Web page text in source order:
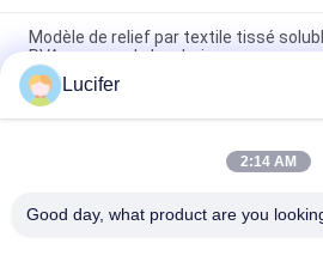
Modèle de relief par textile tissé
PVA non pour la broderie
Tissu soluble dans l'eau froid de relief,
100% PVA
non textile tissé 30gsm soluble dans
Lucifer
2:14 AM
Good day, what product are you